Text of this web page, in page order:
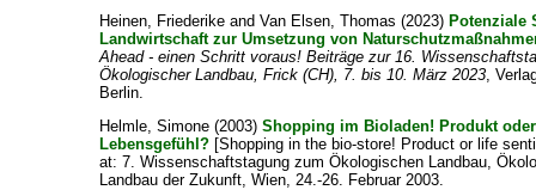
Heinen, Friederike andVan Elsen, Thomas (2023) Potenziale
Landwirtschaft zur Umsetzung von
Ahead - einen Schritt voraus! Beiträge zur 16.
Ökologischer Landbau, Frick (CH), 7. bis 10. März 2023,
Berlin.
Helmle, Simone (2003)Shopping im Bioladen! Produkt oder
Lebensgefühl? [Shopping in the bio-store! Product or life
at: 7. Wissenschaftstagung zum Ökologischen Landbau,
Landbau der Zukunft, Wien, 24.-26. Februar 2003.